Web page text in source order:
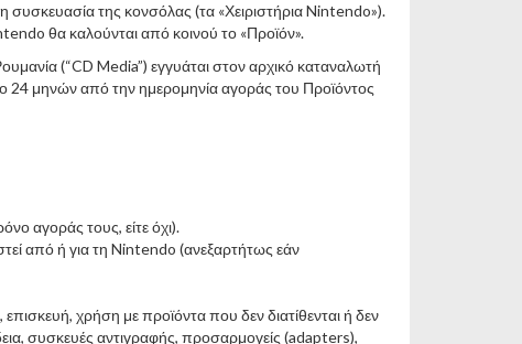
συσκευασία της κονσόλας (τα «Χειριστήρια Nintendo»).
θα καλούνται από κοινού το «Προϊόν».
(“CD Media”) εγγυάται στον αρχικό καταναλωτή
24 μηνών από την ημερομηνία αγοράς του Προϊόντος
αγοράς τους, είτε όχι).
από ή για τη Nintendo (ανεξαρτήτως εάν
χρήση με προϊόντα που δεν διατίθενται ή δεν
συσκευές αντιγραφής, προσαρμογείς (adapters),